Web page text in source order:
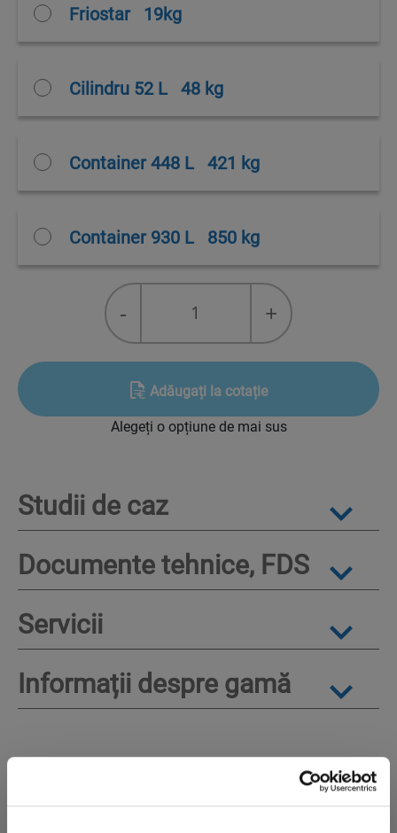
Friostar 19kg
Cilindru 52 L 48 kg
Container 448 L 421 kg
Container 930 L 850 kg
- +
Adăugați la cotație
Alegeți o opțiune de mai sus
Studii de caz
Documente tehnice, FDS
Servicii
Informații despre gamă
Alte produse care v-ar putea
interesa